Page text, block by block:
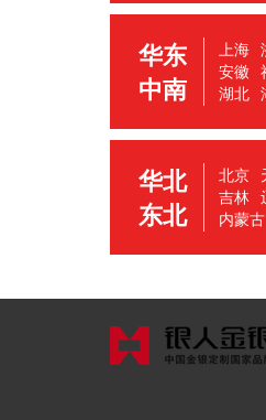
华东
中南
上海
安徽
湖北
华北
东北
北京
吉林
内蒙古